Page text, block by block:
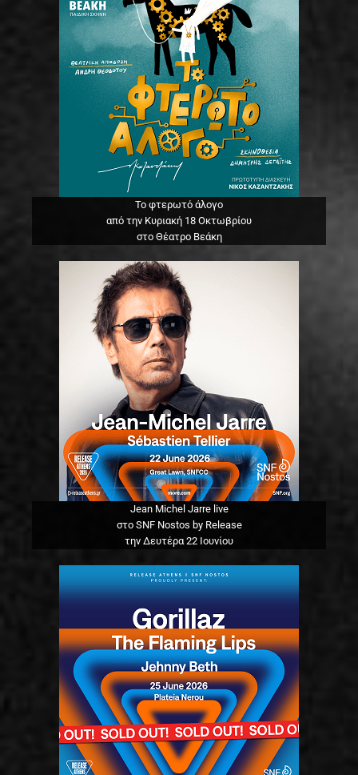
Το φτερωτό άλογο
από την Κυριακή 18 Οκτωβρίου
στο Θέατρο Βεάκη
Jean Michel Jarre live
στο SNF Nostos by Release
την Δευτέρα 22 Ιουνίου